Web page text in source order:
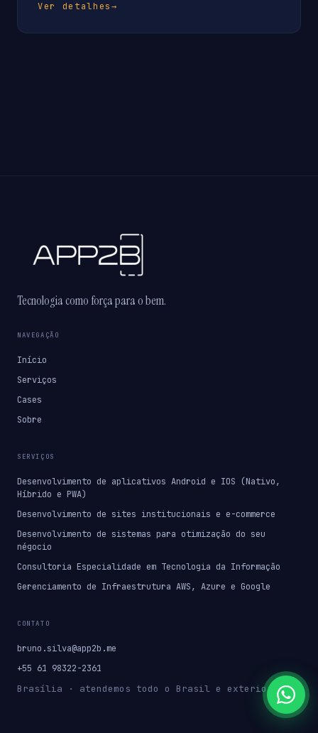
Ver detalhes→
Tecnologia como força para o bem.
NAVEGAÇÃO
Início
Serviços
Cases
Sobre
SERVIÇOS
Desenvolvimento de aplicativos Android e IOS (Nativo,
Híbrido e PWA)
Desenvolvimento de sites institucionais e e-commerce
Desenvolvimento de sistemas para otimização do seu
négocio
Consultoria Especialidade em Tecnologia da Informação
Gerenciamento de Infraestrutura AWS, Azure e Google
CONTATO
bruno.silva@app2b.me
+55 61 98322-2361
Brasília · atendemos todo o Brasil e exterior